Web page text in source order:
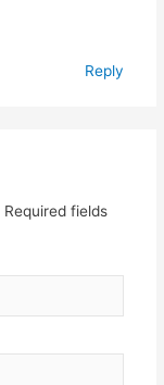
Reply
Required fields